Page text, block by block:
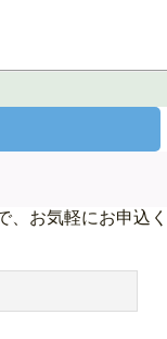
お気軽にお申込く